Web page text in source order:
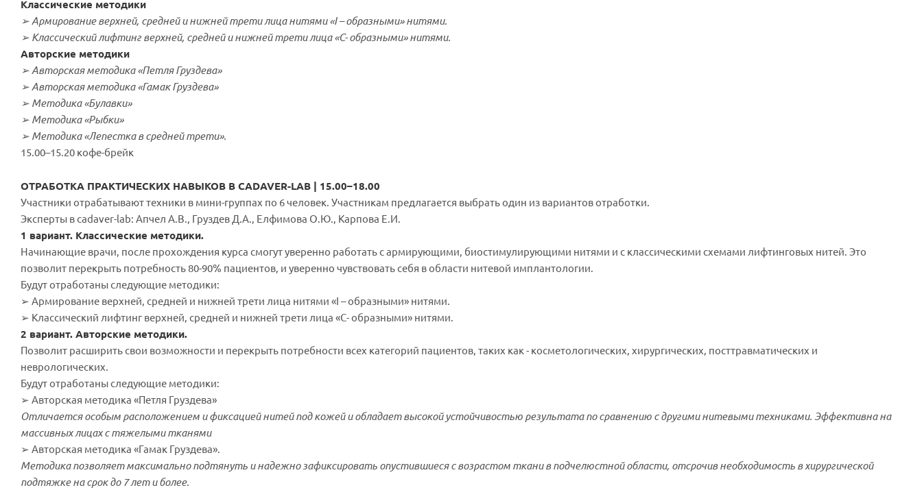
Классические методики
➢ Армирование верхней, средней и нижней трети лица нитями «I – образными» нитями.
➢ Классический лифтинг верхней, средней и нижней трети лица «С- образными» нитями.
Авторские методики
➢ Авторская методика «Петля Груздева»
➢ Авторская методика «Гамак Груздева»
➢ Методика «Булавки»
➢ Методика «Рыбки»
➢ Методика «Лепестка в средней трети».
15.00–15.20 кофе-брейк
ОТРАБОТКА ПРАКТИЧЕСКИХ НАВЫКОВ В CADAVER-LAB | 15.00–18.00
Участники отрабатывают техники в мини-группах по 6 человек. Участникам предлагается выбрать один из вариантов отработки.
Эксперты в cadaver-lab: Апчел А.В., Груздев Д.А., Елфимова О.Ю., Карпова Е.И.
1 вариант. Классические методики.
Начинающие врачи, после прохождения курса смогут уверенно работать с армирующими, биостимулирующими нитями и с классическими схемами лифтинговых нитей. Это
позволит перекрыть потребность 80-90% пациентов, и уверенно чувствовать себя в области нитевой имплантологии.
Будут отработаны следующие методики:
➢ Армирование верхней, средней и нижней трети лица нитями «I – образными» нитями.
➢ Классический лифтинг верхней, средней и нижней трети лица «С- образными» нитями.
2 вариант. Авторские методики.
Позволит расширить свои возможности и перекрыть потребности всех категорий пациентов, таких как - косметологических, хирургических, посттравматических и
неврологических.
Будут отработаны следующие методики:
➢ Авторская методика «Петля Груздева»
Отличается особым расположением и фиксацией нитей под кожей и обладает высокой устойчивостью результата по сравнению с другими нитевыми техниками. Эффективна на
массивных лицах с тяжелыми тканями
➢ Авторская методика «Гамак Груздева».
Методика позволяет максимально подтянуть и надежно зафиксировать опустившиеся с возрастом ткани в подчелюстной области, отсрочив необходимость в хирургической
подтяжке на срок до 7 лет и более.